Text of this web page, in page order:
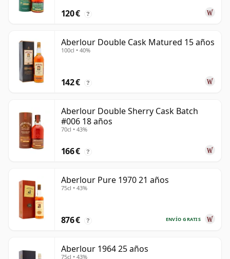
120 € ?
Aberlour Double Cask Matured 15 años
100cl • 40%
142 € ?
Aberlour Double Sherry Cask Batch
#006 18 años
70cl • 43%
166 € ?
Aberlour Pure 1970 21 años
75cl • 43%
ENVÍO GRATIS
876 € ?
Aberlour 1964 25 años
75cl • 43%